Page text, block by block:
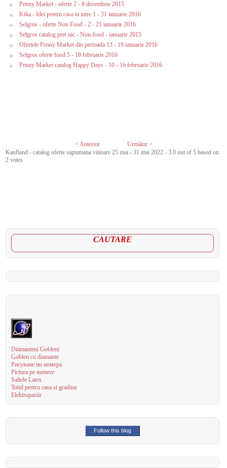
Penny Market - oferte 2 - 8 decembrie 2015
Kika - Idei pentru casa ta intre 1 - 31 ianuarie 2016
Selgros - oferte Non Food - 2 - 21 ianuarie 2016
Selgros catalog pret nic - Non-food - ianuarie 2015
Ofertele Penny Market din perioada 13 - 19 ianuarie 2016
Selgros oferte food 5 - 18 februarie 2016
Penny Market catalog Happy Days - 10 - 16 februarie 2016
< Anterior
Următor >
Kaufland - catalog oferte saptamana viitoare 25 mai - 31 mai 2022 -3.0 out of5 based on
2 votes
CAUTARE
Diamanteni Gobleni
Goblen cu diamante
Рисуване по номера
Pictura pe numere
Saltele Latex
Totul pentru casa si gradina
Elektropastir
Follow this blog